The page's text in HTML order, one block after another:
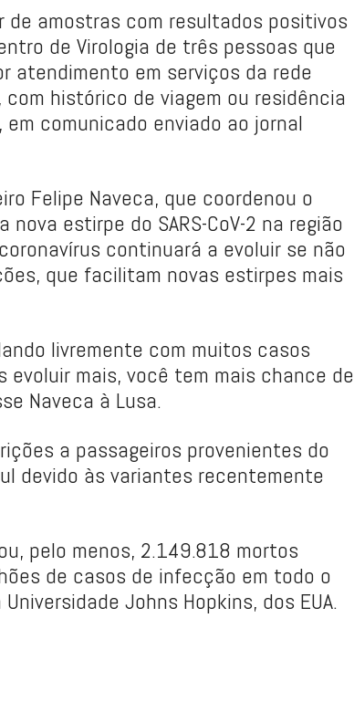
de amostras com resultados positivos
de Virologia de três pessoas que
atendimento em serviços da rede
histórico de viagem ou residência
comunicado enviado ao jornal
Felipe Naveca, que coordenou o
estirpe do SARS-CoV-2 na região
continuará a evoluir se não
que facilitam novas estirpes mais
livremente com muitos casos
mais, você tem mais chance de
Naveca à Lusa.
a passageiros provenientes do
devido às variantes recentemente
pelo menos, 2.149.818 mortos
de casos de infecção em todo o
Johns Hopkins, dos EUA.